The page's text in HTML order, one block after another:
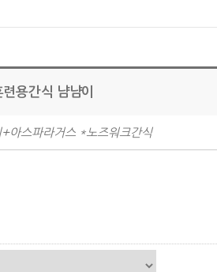
용간식 냠냠이
아스파라거스 *노즈워크간식